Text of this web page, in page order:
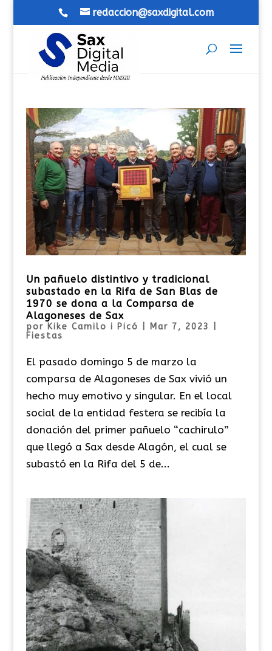
redaccion@saxdigital.com
Un pañuelo distintivo y tradicional
subastado en la Rifa de San Blas de
1970 se dona a la Comparsa de
Alagoneses de Sax
por Kike Camilo i Picó Mar 7, 2023
Fiestas
El pasado domingo 5 de marzo la
comparsa de Alagoneses de Sax vivió un
hecho muy emotivo y singular. En el local
social de la entidad festera se recibía la
donación del primer pañuelo “cachirulo”
que llegó a Sax desde Alagón, el cual se
subastó en la Rifa del 5 de...